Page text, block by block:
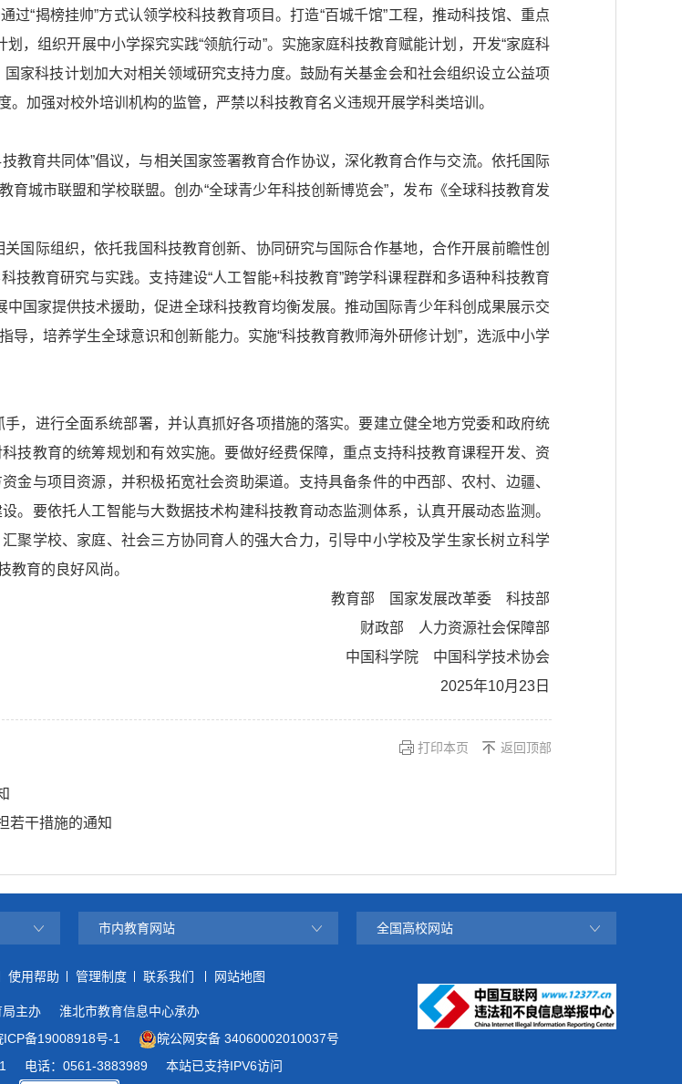
“揭榜挂帅”方式认领学校科技教育项目。打造“百城千馆”工程，推动科技馆、重点
，组织开展中小学探究实践“领航行动”。实施家庭科技教育赋能计划，开发“家庭科
家科技计划加大对相关领域研究支持力度。鼓励有关基金会和社会组织设立公益项
加强对校外培训机构的监管，严禁以科技教育名义违规开展学科类培训。
教育共同体”倡议，与相关国家签署教育合作协议，深化教育合作与交流。依托国际
城市联盟和学校联盟。创办“全球青少年科技创新博览会”，发布《全球科技教育发
国际组织，依托我国科技教育创新、协同研究与国际合作基地，合作开展前瞻性创
教育研究与实践。支持建设“人工智能+科技教育”跨学科课程群和多语种科技教育
国家提供技术援助，促进全球科技教育均衡发展。推动国际青少年科创成果展示交
，培养学生全球意识和创新能力。实施“科技教育教师海外研修计划”，选派中小学
，进行全面系统部署，并认真抓好各项措施的落实。要建立健全地方党委和政府统
技教育的统筹规划和有效实施。要做好经费保障，重点支持科技教育课程开发、资
金与项目资源，并积极拓宽社会资助渠道。支持具备条件的中西部、农村、边疆、
。要依托人工智能与大数据技术构建科技教育动态监测体系，认真开展动态监测。
聚学校、家庭、社会三方协同育人的强大合力，引导中小学校及学生家长树立科学
教育的良好风尚。
教育部 国家发展改革委 科技部
财政部 人力资源社会保障部
中国科学院 中国科学技术协会
2025年10月23日
打印本页 返回顶部
若干措施的通知
市内教育网站 全国高校网站
使用帮助 管理制度 联系我们 网站地图
主办
淮北市教育信息中心承办
ICP备19008918号-1
皖公网安备 34060002010037号
电话：0561-3883989 本站已支持IPV6访问